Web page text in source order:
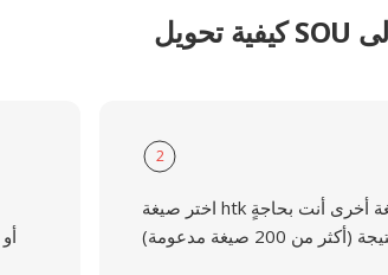
2
اختر صيغة htk أو أية صيغة أخرى أنت بحاجةٍ
من 200 صيغة مدعومة)